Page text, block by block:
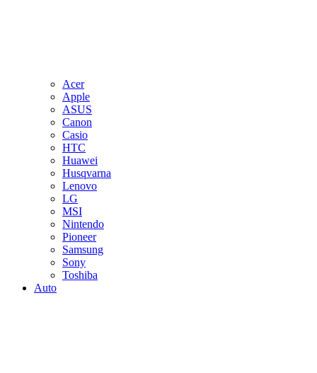
Acer
Apple
ASUS
Canon
Casio
HTC
Huawei
Husqvarna
Lenovo
LG
MSI
Nintendo
Pioneer
Samsung
Sony
Toshiba
Auto